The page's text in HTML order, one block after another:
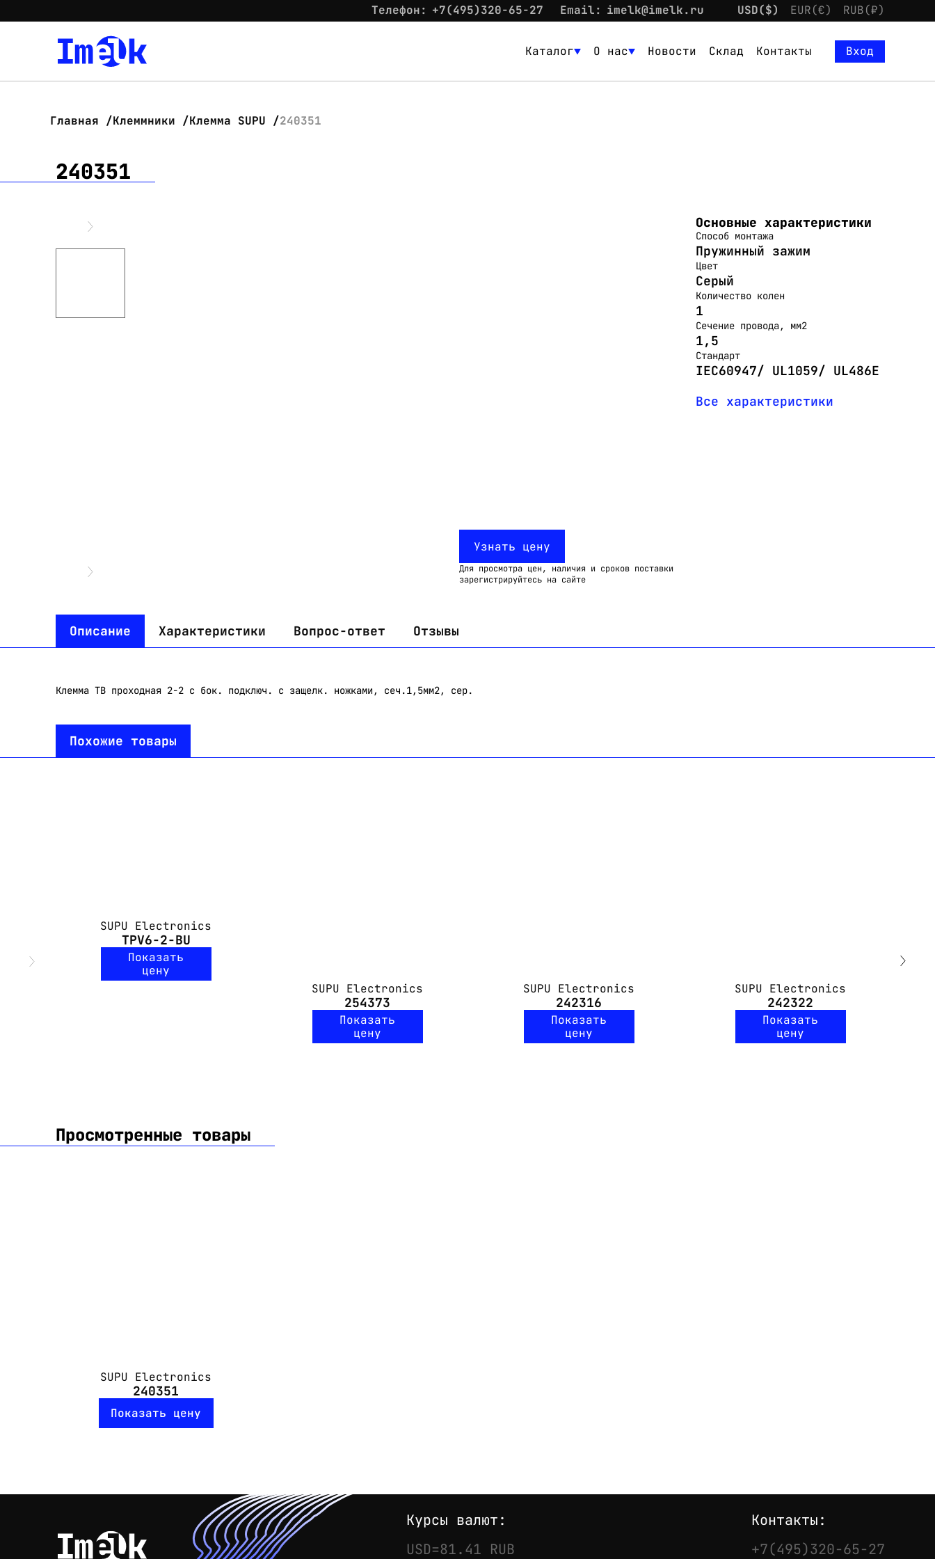
Телефон: +7(495)320-65-27 Email: imelk@imelk.ru USD($) EUR(€) RUB(₽)
Каталог О нас Новости Склад Контакты
Вход
Главная Клеммники Клемма SUPU 240351
240351
Узнать цену
Для просмотра цен, наличия и сроков поставки
зарегистрируйтесь на сайте
Основные характеристики
Способ монтажа
Пружинный зажим
Цвет
Серый
Количество колен
1
Сечение провода, мм2
1,5
Стандарт
IEC60947/ UL1059/ UL486E
Все характеристики
Описание Характеристики Вопрос-ответ Отзывы
Клемма TB проходная 2-2 с бок. подключ. с защелк. ножками, сеч.1,5мм2, сер.
Похожие товары
SUPU Electronics
TPV6-2-BU
Показать
цену
SUPU Electronics
254373
Показать
цену
SUPU Electronics
242316
Показать
цену
SUPU Electronics
242322
Показать
цену
Просмотренные товары
SUPU Electronics
240351
Показать цену
Курсы валют:
USD=81.41 RUB
Контакты:
+7(495)320-65-27